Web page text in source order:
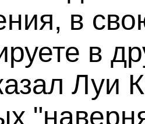
в
в
Луи